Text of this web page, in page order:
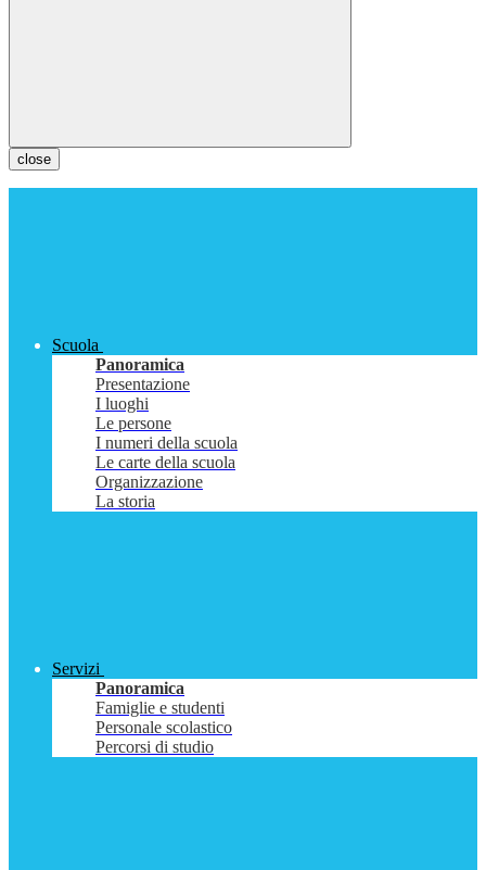
close
Scuola
Panoramica
Presentazione
I luoghi
Le persone
I numeri della scuola
Le carte della scuola
Organizzazione
La storia
Servizi
Panoramica
Famiglie e studenti
Personale scolastico
Percorsi di studio